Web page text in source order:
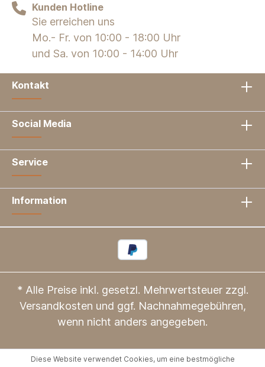
Kunden Hotline
Sie erreichen uns
Mo.- Fr. von 10:00 - 18:00 Uhr
und Sa. von 10:00 - 14:00 Uhr
Kontakt
Social Media
Service
Information
* Alle Preise inkl. gesetzl. Mehrwertsteuer zzgl.
Versandkosten und ggf. Nachnahmegebühren,
wenn nicht anders angegeben.
Diese Website verwendet Cookies, um eine bestmögliche